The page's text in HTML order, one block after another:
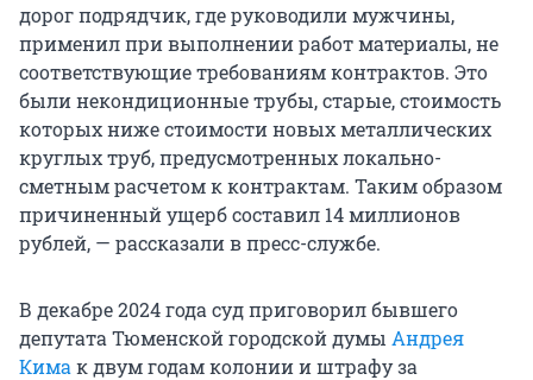
дорог подрядчик, где руководили мужчины,
применил при выполнении работ материалы, не
соответствующие требованиям контрактов. Это
были некондиционные трубы, старые, стоимость
которых ниже стоимости новых металлических
круглых труб, предусмотренных локально-
сметным расчетом к контрактам. Таким образом
причиненный ущерб составил 14 миллионов
рублей, — рассказали в пресс-службе.
В декабре 2024 года суд приговорил бывшего
депутата Тюменской городской думы Андрея
Кима к двум годам колонии и штрафу за